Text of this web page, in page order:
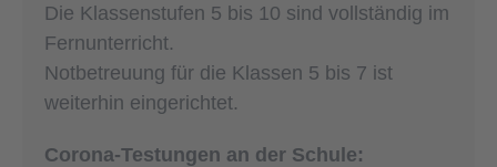
Die Klassenstufen 5 bis 10 sind vollständig im
Fernunterricht.
Notbetreuung für die Klassen 5 bis 7 ist
weiterhin eingerichtet.
Corona-Testungen an der Schule: